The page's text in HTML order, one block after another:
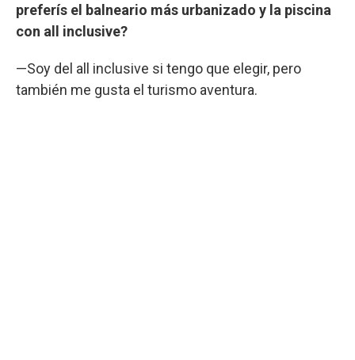
preferís el balneario más urbanizado y la piscina
con all inclusive?
—Soy del all inclusive si tengo que elegir, pero
también me gusta el turismo aventura.